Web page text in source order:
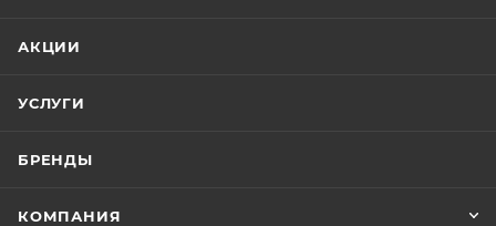
АКЦИИ
УСЛУГИ
БРЕНДЫ
КОМПАНИЯ